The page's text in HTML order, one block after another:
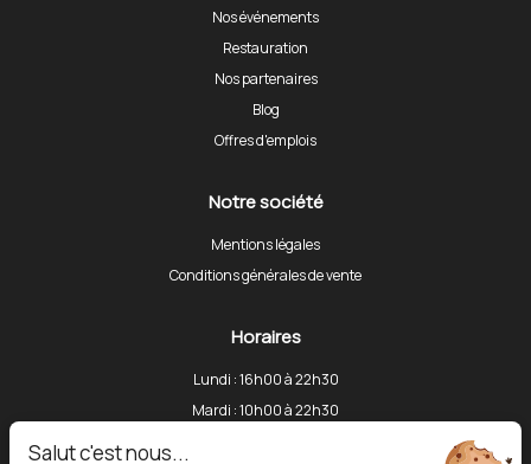
Nos événements
Restauration
Nos partenaires
Blog
Offres d'emplois
Notre société
Mentions légales
Conditions générales de vente
Horaires
Lundi : 16h00 à 22h30
Mardi : 10h00 à 22h30
Salut c'est nous...